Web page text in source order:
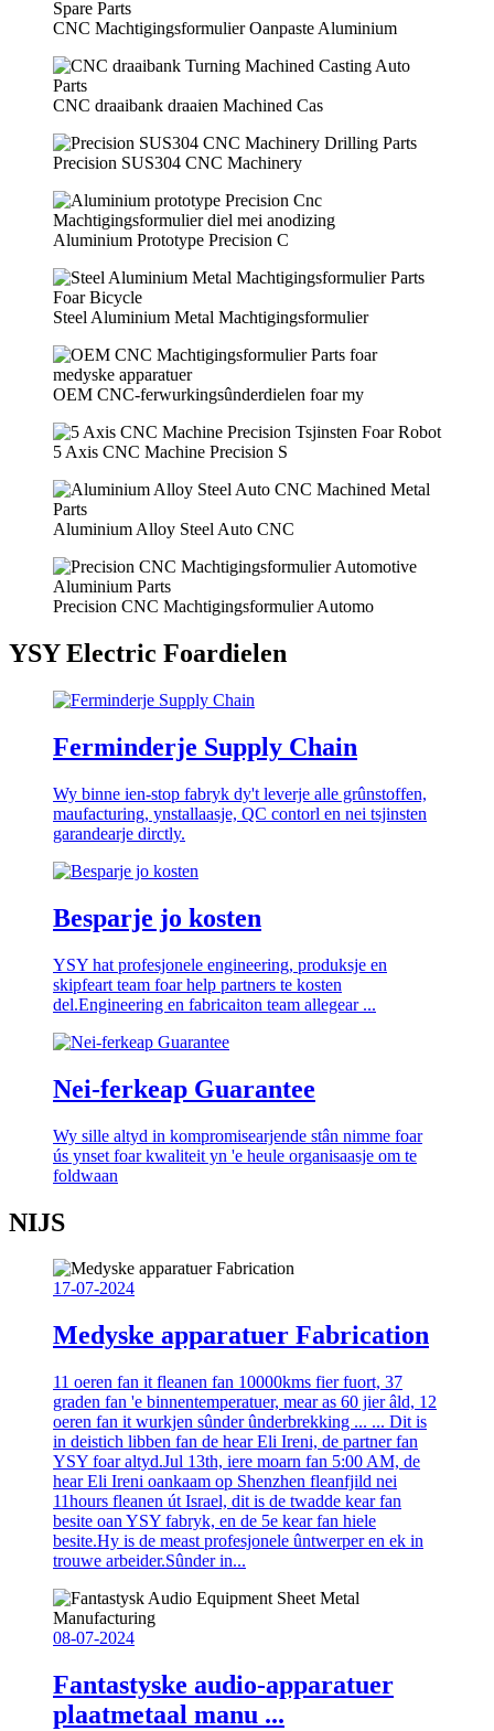
CNC Machtigingsformulier Oanpaste Aluminium
CNC draaibank draaien Machined Cas
Precision SUS304 CNC Machinery
Aluminium Prototype Precision C
Steel Aluminium Metal Machtigingsformulier
OEM CNC-ferwurkingsûnderdielen foar my
5 Axis CNC Machine Precision S
Aluminium Alloy Steel Auto CNC
Precision CNC Machtigingsformulier Automo
YSY Electric Foardielen
Ferminderje Supply Chain
Wy binne ien-stop fabryk dy't leverje alle grûnstoffen,
maufacturing, ynstallaasje, QC contorl en nei tsjinsten
garandearje dirctly.
Besparje jo kosten
YSY hat profesjonele engineering, produksje en
skipfeart team foar help partners te kosten
del.Engineering en fabricaiton team allegear ...
Nei-ferkeap Guarantee
Wy sille altyd in kompromisearjende stân nimme foar
ús ynset foar kwaliteit yn 'e heule organisaasje om te
foldwaan
NIJS
17-07-2024
Medyske apparatuer Fabrication
11 oeren fan it fleanen fan 10000kms fier fuort, 37
graden fan 'e binnentemperatuer, mear as 60 jier âld, 12
oeren fan it wurkjen sûnder ûnderbrekking ... ... Dit is
in deistich libben fan de hear Eli Ireni, de partner fan
YSY foar altyd.Jul 13th, iere moarn fan 5:00 AM, de
hear Eli Ireni oankaam op Shenzhen fleanfjild nei
11hours fleanen út Israel, dit is de twadde kear fan
besite oan YSY fabryk, en de 5e kear fan hiele
besite.Hy is de meast profesjonele ûntwerper en ek in
trouwe arbeider.Sûnder in...
08-07-2024
Fantastyske audio-apparatuer
plaatmetaal manu ...